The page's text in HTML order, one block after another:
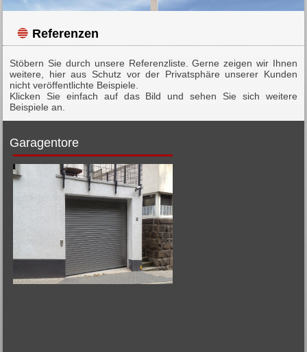
Referenzen
Stöbern Sie durch unsere Referenzliste. Gerne zeigen wir Ihnen
weitere, hier aus Schutz vor der Privatsphäre unserer Kunden
nicht veröffentlichte Beispiele.
Klicken Sie einfach auf das Bild und sehen Sie sich weitere
Beispiele an.
Garagentore